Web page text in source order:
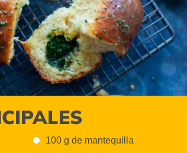
100 g de mantequilla